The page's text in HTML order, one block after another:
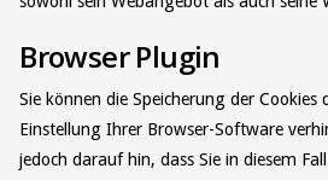
Browser Plugin
Sie können die Speicherung der Cookies
Einstellung Ihrer Browser-Software
jedoch darauf hin, dass Sie in diesem